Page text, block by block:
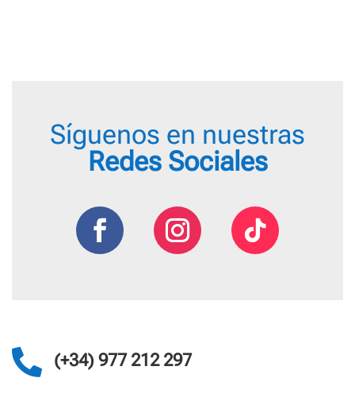
Síguenos en nuestras
Redes Sociales
 (+34) 977 212 297